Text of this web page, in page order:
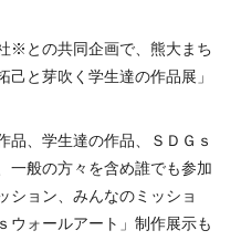
※との共同企画で、熊大まち
と芽吹く学生達の作品展」
、学生達の作品、
ＳＤＧｓ
一般の方々を含め誰でも参加
ション、みんなのミッショ
ウォールアート」制作展示も